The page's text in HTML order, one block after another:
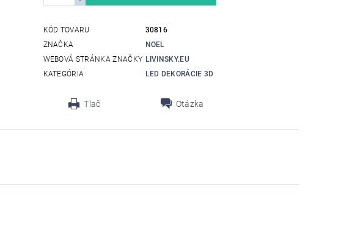
KÓD TOVARU
30816
ZNAČKA
NOEL
WEBOVÁ STRÁNKA ZNAČKY LIVINSKY.EU
KATEGÓRIA
LED DEKORÁCIE 3D
Tlač Otázka